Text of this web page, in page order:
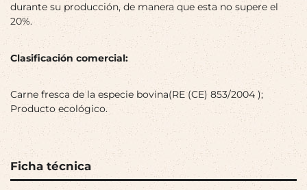
durante su producción, de manera que esta no supere el
20%.
Clasificación comercial:
Carne fresca de la especie bovina(RE (CE) 853/2004 );
Producto ecológico.
Ficha técnica